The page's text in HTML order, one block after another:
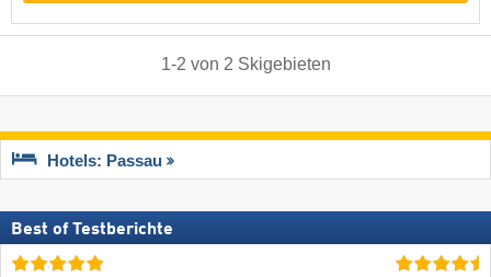
1-2 von 2 Skigebieten
Hotels: Passau
Best of Testberichte